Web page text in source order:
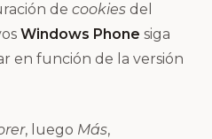
de cookies del
Windows Phone siga
en función de la versión
, luego Más,